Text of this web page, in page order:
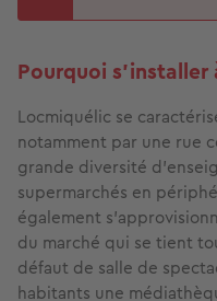
Pourquoi
Locmiquélic se
notamment par une rue
grande diversité
supermarchés en
également
du marché qui se tient
défaut de salle de
habitants une